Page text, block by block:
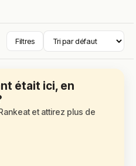
Filtres
était ici, en
et attirez plus de